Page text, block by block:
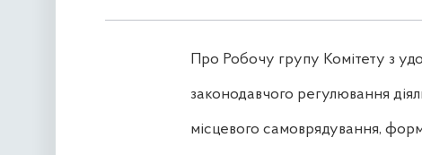
Про Робочу групу Комітету з
законодавчого регулювання
місцевого самоврядування,